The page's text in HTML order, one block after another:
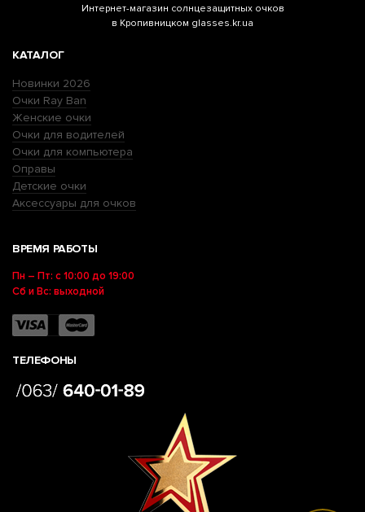
Интернет-магазин солнцезащитных очков
в Кропивницком glasses.kr.ua
КАТАЛОГ
Новинки 2026
Очки Ray Ban
Женские очки
Очки для водителей
Очки для компьютера
Оправы
Детские очки
Аксессуары для очков
ВРЕМЯ РАБОТЫ
Пн – Пт: с 10:00 до 19:00
Сб и Вс: выходной
ТЕЛЕФОНЫ